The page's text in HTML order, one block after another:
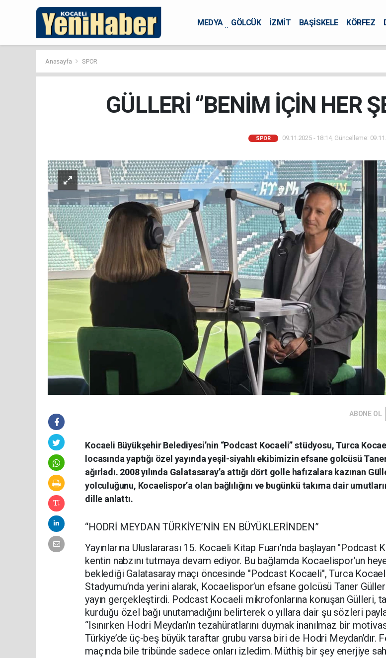
MEDYA GÖLCÜK İZMİT BAŞİSKELE KÖRFEZ
Anasayfa SPOR
GÜLLERİ ‘’BENİM İÇİN HER
SPOR 09.11.2025 - 18:14, Güncelleme:
ABONE OL
Kocaeli Büyükşehir Belediyesi’nin “Podcast Kocaeli” stüdyosu, Turca
locasında yaptığı özel yayında yeşil-siyahlı ekibimizin efsane golcüsü
ağırladı. 2008 yılında Galatasaray’a attığı dört golle hafızalara kazınan
yolculuğunu, Kocaelispor’a olan bağlılığını ve bugünkü takıma dair
dille anlattı.
“HODRİ MEYDAN TÜRKİYE’NİN EN BÜYÜKLERİNDEN”
Yayınlarına Uluslararası 15. Kocaeli Kitap Fuarı’nda başlayan "Podcast
kentin nabzını tutmaya devam ediyor. Bu bağlamda Kocaelispor’un
beklediği Galatasaray maçı öncesinde "Podcast Kocaeli", Turca
Stadyumu’nda yerini alarak, Kocaelispor’un efsane golcüsü Taner
yayın gerçekleştirdi. Podcast Kocaeli mikrofonlarına konuşan Gülleri,
kurduğu özel bağı unutamadığını belirterek o yıllara dair şu sözleri
“Isınırken Hodri Meydan’ın tezahüratlarını duymak inanılmaz bir
Türkiye’de üç-beş büyük taraftar grubu varsa biri de Hodri Meydan’dır.
maçında bile tribünde sadece onları izledim. Müthiş bir şey enerjiye